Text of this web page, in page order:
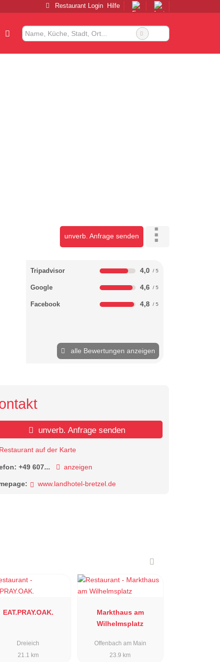
Restaurant Login Hilfe
unverb. Anfrage senden
Tripadvisor 4,0
Google 4,6
Facebook 4,8
alle Bewertungen anzeigen
unverb. Anfrage senden
Restaurant auf der Karte
+49 607... anzeigen
www.landhotel-bretzel.de
EAT.PRAY.OAK.
Dreieich
21.1 km
Markthaus am
Wilhelmsplatz
Offenbach am Main
23.9 km